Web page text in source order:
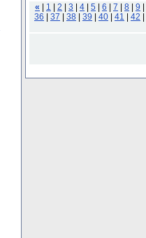
«
1 2 3 4 5 6 7 8 9
36
37 38 39 40 41 42